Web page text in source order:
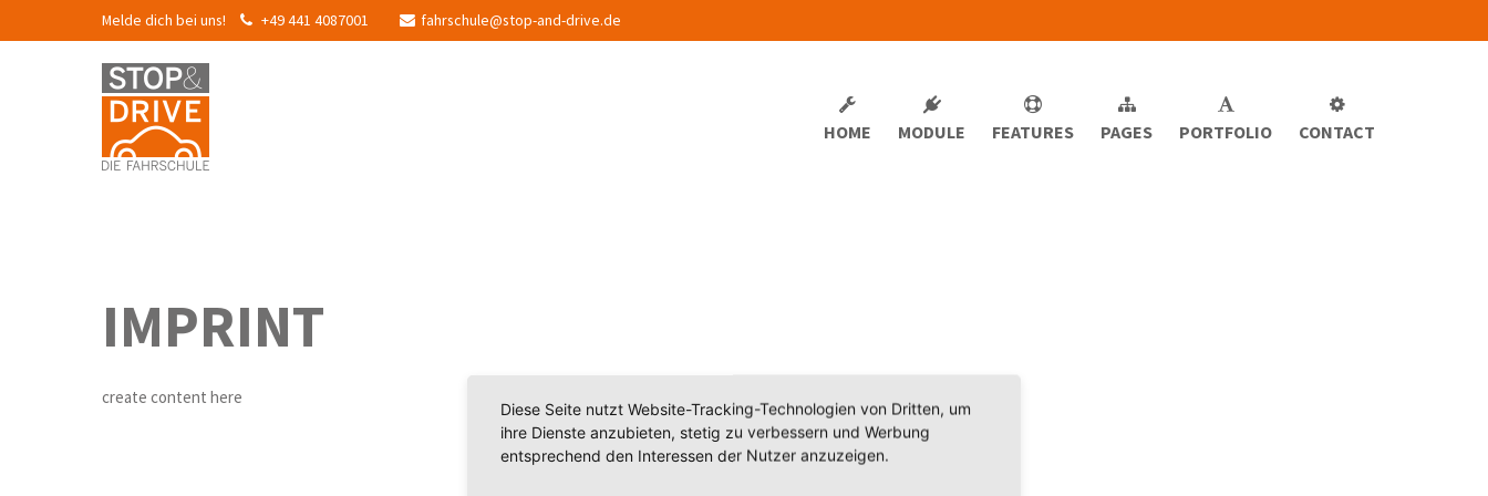
Melde dich bei uns! +49 441 4087001 fahrschule@stop-and-drive.de
HOME MODULE FEATURES PAGES PORTFOLIO CONTACT
IMPRINT
create content here
Diese Seite nutzt Website-Tracking-Technologien von Dritten, um
ihre Dienste anzubieten, stetig zu verbessern und Werbung
entsprechend den Interessen der Nutzer anzuzeigen.